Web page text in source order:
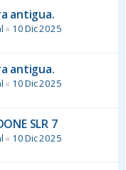
antigua.
« 10 Dic 2025
antigua.
« 10 Dic 2025
SLR 7
« 10 Dic 2025